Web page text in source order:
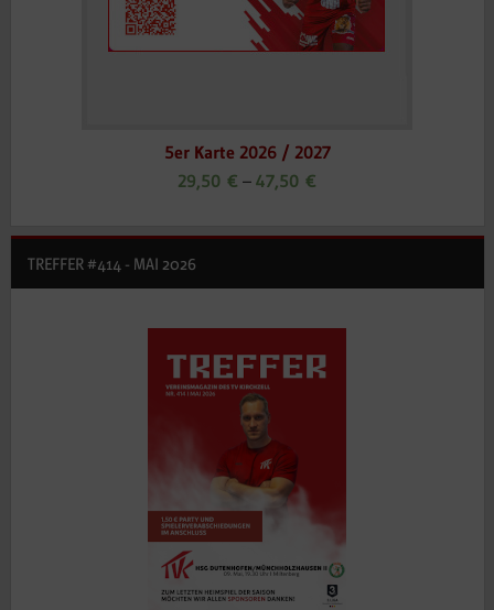
5er Karte 2026 / 2027
29,50 € – 47,50 €
TREFFER #414 - MAI 2026